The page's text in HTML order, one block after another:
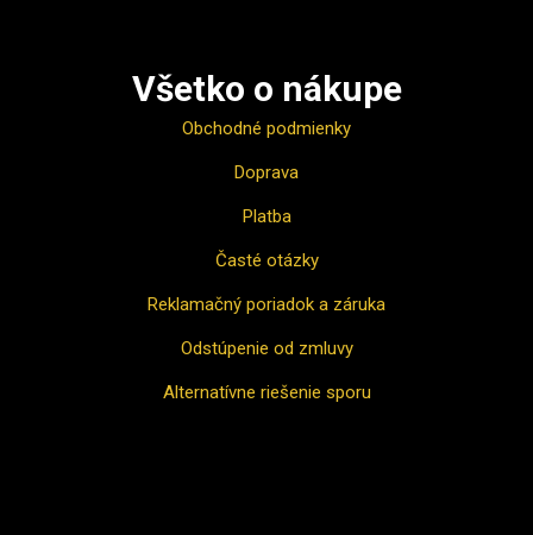
Všetko o nákupe
Obchodné podmienky
Doprava
Platba
Časté otázky
Reklamačný poriadok a záruka
Odstúpenie od zmluvy
Alternatívne riešenie sporu